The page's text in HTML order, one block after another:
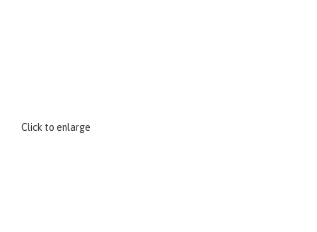
Click to enlarge